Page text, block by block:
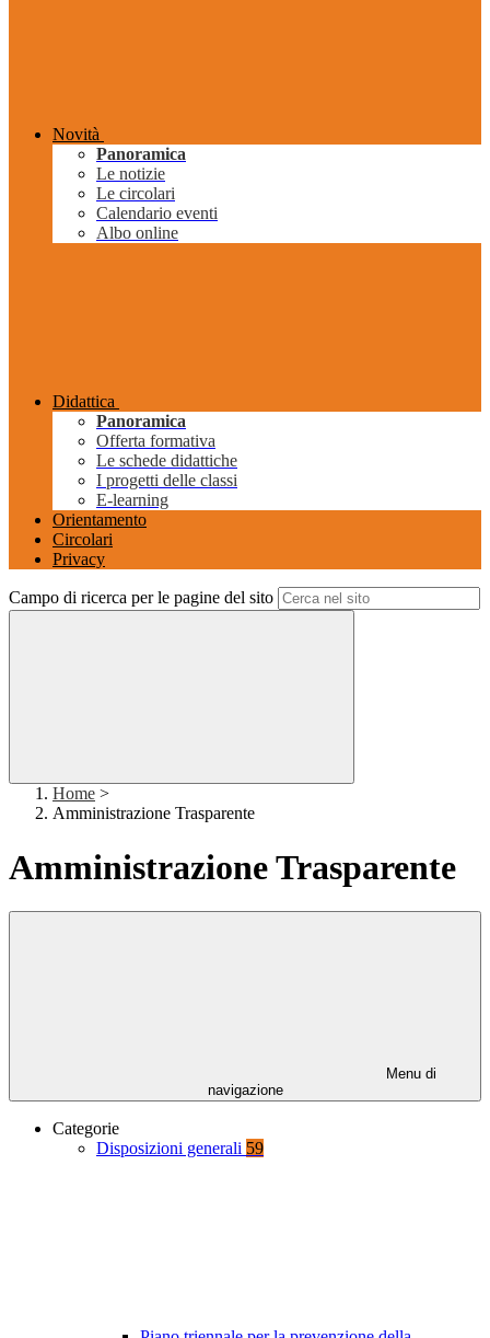
Novità
Panoramica
Le notizie
Le circolari
Calendario eventi
Albo online
Didattica
Panoramica
Offerta formativa
Le schede didattiche
I progetti delle classi
E-learning
Orientamento
Circolari
Privacy
Campo di ricerca per le pagine del sito
Home >
Amministrazione Trasparente
Amministrazione Trasparente
Menu di
navigazione
Categorie
Disposizioni generali 59